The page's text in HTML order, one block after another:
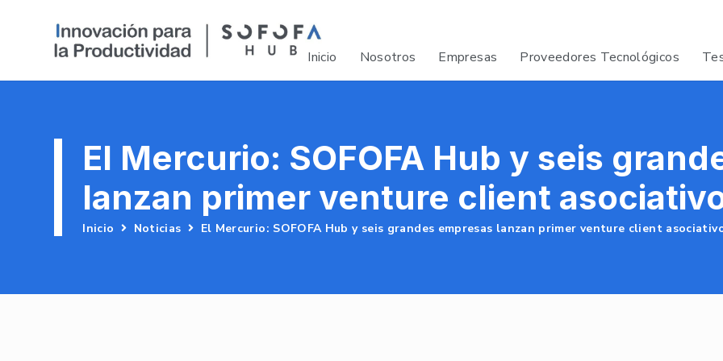
Inicio Nosotros Empresas Proveedores Tecnológicos
El Mercurio: SOFOFA Hub y seis
lanzan primer venture client
Inicio Noticias El Mercurio: SOFOFA Hub y seis grandes empresas lanzan primer venture client